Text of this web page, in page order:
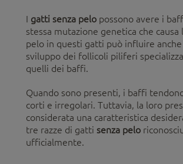
I gatti senza pelo possono avere i
stessa mutazione genetica che causa
pelo in questi gatti può influire
sviluppo dei follicoli piliferi
quelli dei baffi.
Quando sono presenti, i baffi
corti e irregolari. Tuttavia, la loro
considerata una caratteristica
tre razze di gatti senza pelo
ufficialmente.